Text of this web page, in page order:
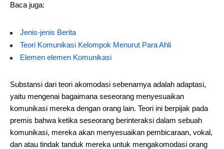
Baca juga:
Jenis-jenis Berita
Teori Komunikasi Kelompok Menurut Para Ahli
Elemen elemen Komunikasi
Substansi dari teori akomodasi sebenarnya adalah adaptasi,
yaitu mengenai bagaimana seseorang menyesuaikan
komunikasi mereka dengan orang lain. Teori ini berpijak pada
premis bahwa ketika seseorang berinteraksi dalam sebuah
komunikasi, mereka akan menyesuaikan pembicaraan, vokal,
dan atau tindak tanduk mereka untuk mengakomodasi orang